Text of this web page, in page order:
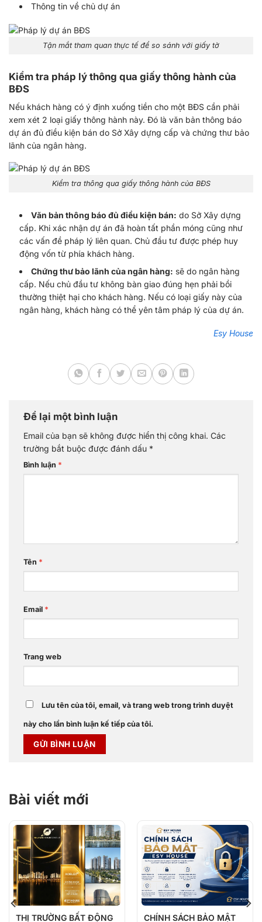
Thông tin về chủ dự án
Tận mắt tham quan thực tế để so sánh với giấy tờ
Kiểm tra pháp lý thông qua giấy thông hành của
BĐS
Nếu khách hàng có ý định xuống tiền cho một BĐS cần phải
xem xét 2 loại giấy thông hành này. Đó là văn bản thông báo
dự án đủ điều kiện bán do Sở Xây dựng cấp và chứng thư bảo
lãnh của ngân hàng.
Kiểm tra thông qua giấy thông hành của BĐS
Văn bản thông báo đủ điều kiện bán: do Sở Xây dựng
cấp. Khi xác nhận dự án đã hoàn tất phần móng cũng như
các vấn đề pháp lý liên quan. Chủ đầu tư được phép huy
động vốn từ phía khách hàng.
Chứng thư bảo lãnh của ngân hàng: sẽ do ngân hàng
cấp. Nếu chủ đầu tư không bàn giao đúng hẹn phải bồi
thường thiệt hại cho khách hàng. Nếu có loại giấy này của
ngân hàng, khách hàng có thể yên tâm pháp lý của dự án.
Esy House
Để lại một bình luận
Email của bạn sẽ không được hiển thị công khai. Các
trường bắt buộc được đánh dấu *
Bình luận *
Tên *
Email *
Trang web
Lưu tên của tôi, email, và trang web trong trình duyệt
này cho lần bình luận kế tiếp của tôi.
Bài viết mới
THỊ TRƯỜNG BẤT ĐỘNG
CHÍNH SÁCH BẢO MẬT